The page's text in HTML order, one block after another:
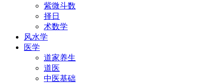
紫微斗数
择日
术数学
风水学
医学
道家养生
道医
中医基础